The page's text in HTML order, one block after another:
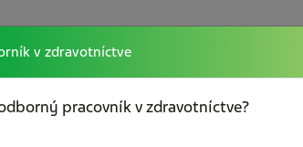
Vzdelávanie Sociálna poradňa
v zdravotníctve
pracovník v zdravotníctve?